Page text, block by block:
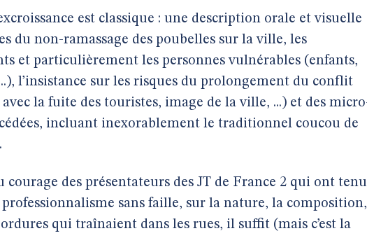
est classique : une description orale et visuelle
du non-ramassage des poubelles sur la ville, les
et particulièrement les personnes vulnérables (enfants,
l’insistance sur les risques du prolongement du conflit
la fuite des touristes, image de la ville, ...) et des
incluant inexorablement le traditionnel coucou de
courage des présentateurs des JT de France 2 qui ont tenu
sans faille, sur la nature, la composition,
qui traînaient dans les rues, il suffit (mais c’est la